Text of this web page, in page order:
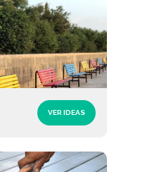
VER IDEAS